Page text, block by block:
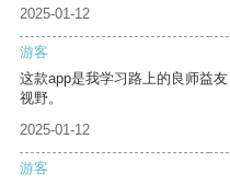
2025-01-12
游客
这款app是我学习路上的良师益
视野。
2025-01-12
游客